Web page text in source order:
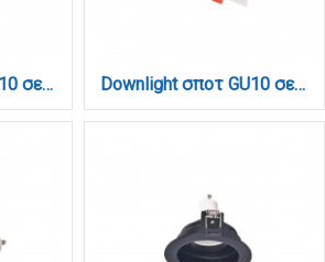
Downlight σποτ GU10 σε λευκή και μαύρη απόχρωση (X00320WB) Downlight σποτ GU10 σε λευκή και μαύρη απόχρωση (X00330WB)